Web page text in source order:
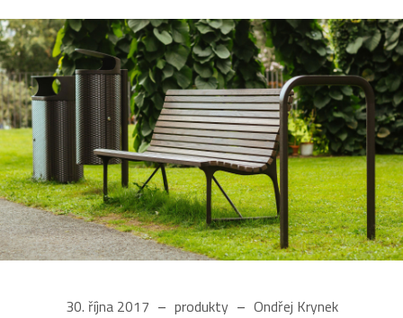
30. října 2017 produkty Ondřej Krynek